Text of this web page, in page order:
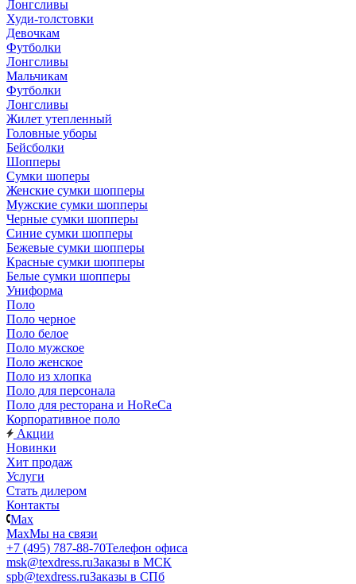
Лонгсливы
Худи-толстовки
Девочкам
Футболки
Лонгсливы
Мальчикам
Футболки
Лонгсливы
Жилет утепленный
Головные уборы
Бейсболки
Шопперы
Сумки шоперы
Женские сумки шопперы
Мужские сумки шопперы
Черные сумки шопперы
Синие сумки шопперы
Бежевые сумки шопперы
Красные сумки шопперы
Белые сумки шопперы
Униформа
Поло
Поло черное
Поло белое
Поло мужское
Поло женское
Поло из хлопка
Поло для персонала
Поло для ресторана и HoReCa
Корпоративное поло
Акции
Новинки
Хит продаж
Услуги
Стать дилером
Контакты
Max
MaxМы на связи
+7 (495) 787-88-70Телефон офиса
msk@texdress.ruЗаказы в МСК
spb@texdress.ruЗаказы в СПб